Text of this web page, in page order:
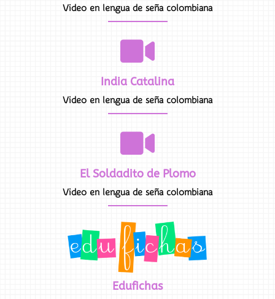
Video en lengua de seña colombiana
India Catalina
Video en lengua de seña colombiana
El Soldadito de Plomo
Video en lengua de seña colombiana
Edufichas